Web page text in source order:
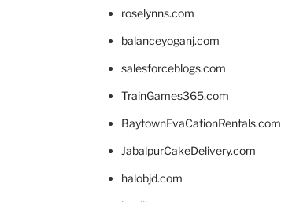
roselynns.com
balanceyoganj.com
salesforceblogs.com
TrainGames365.com
BaytownEvaCationRentals.com
JabalpurCakeDelivery.com
halobjd.com